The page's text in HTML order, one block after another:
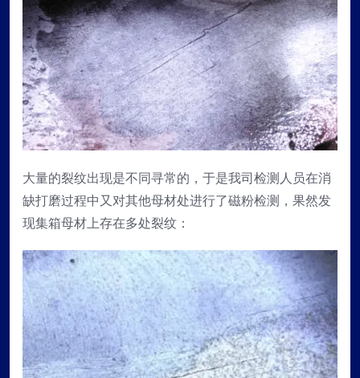
大量的裂纹出现是不同寻常的，于是我司检测人员在消
缺打磨过程中又对其他母材处进行了磁粉检测，果然发
现集箱母材上存在多处裂纹：